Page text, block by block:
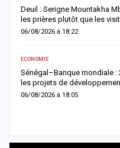
Deuil : Serigne Mountakha
les prières plutôt que les
06/08/2026 à 18:22
ECONOMIE
Sénégal–Banque mondiale :
les projets de
06/08/2026 à 18:05